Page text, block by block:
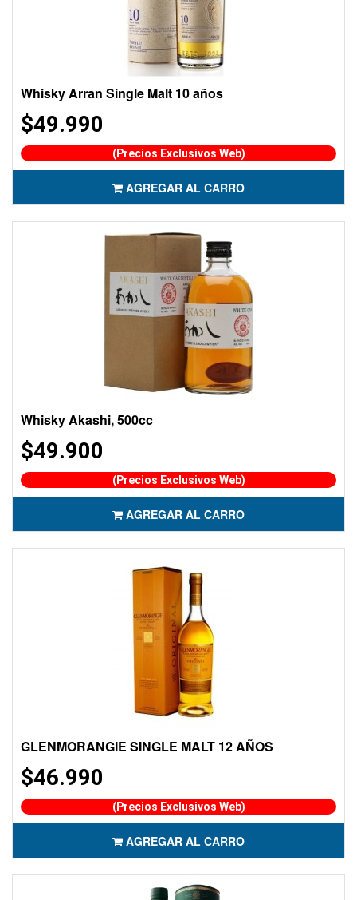
Whisky Arran Single Malt 10 años
$49.990
(Precios Exclusivos Web)
AGREGAR AL CARRO
Whisky Akashi, 500cc
$49.900
(Precios Exclusivos Web)
AGREGAR AL CARRO
GLENMORANGIE SINGLE MALT 12 AÑOS
$46.990
(Precios Exclusivos Web)
AGREGAR AL CARRO